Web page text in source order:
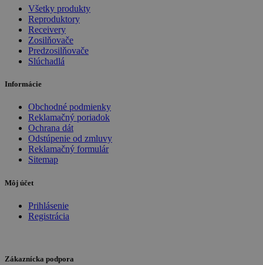
Všetky produkty
Reproduktory
Receivery
Zosilňovače
Predzosilňovače
Slúchadlá
Informácie
Obchodné podmienky
Reklamačný poriadok
Ochrana dát
Odstúpenie od zmluvy
Reklamačný formulár
Sitemap
Môj účet
Prihlásenie
Registrácia
Zákaznícka podpora